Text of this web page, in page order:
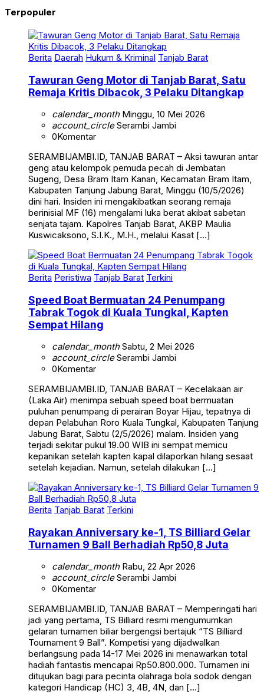
Terpopuler
Berita Daerah Hukum & Kriminal Tanjab Barat
Tawuran Geng Motor di Tanjab Barat, Satu
Remaja Kritis Dibacok, 3 Pelaku Ditangkap
calendar_monthMinggu, 10 Mei 2026
account_circleSerambi Jambi
0Komentar
SERAMBIJAMBI.ID, TANJAB BARAT – Aksi tawuran antar
geng atau kelompok pemuda pecah di Jembatan
Sugeng, Desa Bram Itam Kanan, Kecamatan Bram Itam,
Kabupaten Tanjung Jabung Barat, Minggu (10/5/2026)
dini hari. Insiden ini mengakibatkan seorang remaja
berinisial MF (16) mengalami luka berat akibat sabetan
senjata tajam. Kapolres Tanjab Barat, AKBP Maulia
Kuswicaksono, S.I.K., M.H., melalui Kasat […]
Berita Peristiwa Tanjab Barat Terkini
Speed Boat Bermuatan 24 Penumpang
Tabrak Togok di Kuala Tungkal, Kapten
Sempat Hilang
calendar_monthSabtu, 2 Mei 2026
account_circleSerambi Jambi
0Komentar
SERAMBIJAMBI.ID, TANJAB BARAT – Kecelakaan air
(Laka Air) menimpa sebuah speed boat bermuatan
puluhan penumpang di perairan Boyar Hijau, tepatnya di
depan Pelabuhan Roro Kuala Tungkal, Kabupaten Tanjung
Jabung Barat, Sabtu (2/5/2026) malam. Insiden yang
terjadi sekitar pukul 19.00 WIB ini sempat memicu
kepanikan setelah kapten kapal dilaporkan hilang sesaat
setelah kejadian. Namun, setelah dilakukan […]
Berita Tanjab Barat Terkini
Rayakan Anniversary ke-1, TS Billiard Gelar
Turnamen 9 Ball Berhadiah Rp50,8 Juta
calendar_monthRabu, 22 Apr 2026
account_circleSerambi Jambi
0Komentar
SERAMBIJAMBI.ID, TANJAB BARAT – Memperingati hari
jadi yang pertama, TS Billiard resmi mengumumkan
gelaran turnamen biliar bergengsi bertajuk “TS Billiard
Tournament 9 Ball”. Kompetisi yang dijadwalkan
berlangsung pada 14-17 Mei 2026 ini menawarkan total
hadiah fantastis mencapai Rp50.800.000. Turnamen ini
ditujukan bagi para pecinta olahraga bola sodok dengan
kategori Handicap (HC) 3, 4B, 4N, dan […]